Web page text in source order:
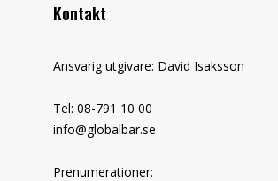
Kontakt
Ansvarig utgivare: David Isaksson
Tel: 08-791 10 00
info@globalbar.se
Prenumerationer: